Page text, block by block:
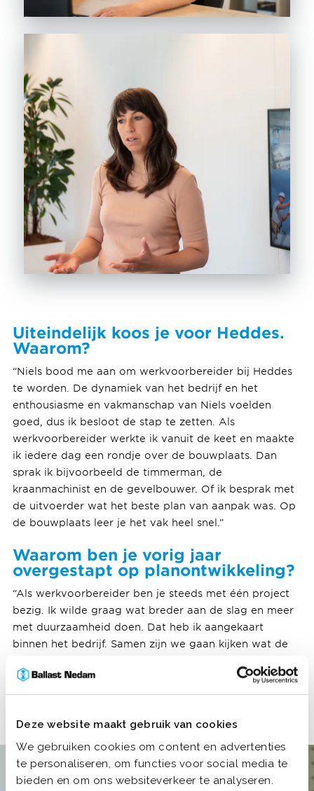
Deze website maakt gebruik van cookies
We gebruiken cookies om content en advertenties
te personaliseren, om functies voor social media te
bieden en om ons websiteverkeer te analyseren.
Uiteindelijk koos je voor Heddes.
Waarom?
“Niels bood me aan om werkvoorbereider bij Heddes
te worden. De dynamiek van het bedrijf en het
enthousiasme en vakmanschap van Niels voelden
goed, dus ik besloot de stap te zetten. Als
werkvoorbereider werkte ik vanuit de keet en maakte
ik iedere dag een rondje over de bouwplaats. Dan
sprak ik bijvoorbeeld de timmerman, de
kraanmachinist en de gevelbouwer. Of ik besprak met
de uitvoerder wat het beste plan van aanpak was. Op
de bouwplaats leer je het vak heel snel.”
Waarom ben je vorig jaar
overgestapt op planontwikkeling?
“Als werkvoorbereider ben je steeds met één project
bezig. Ik wilde graag wat breder aan de slag en meer
met duurzaamheid doen. Dat heb ik aangekaart
binnen het bedrijf. Samen zijn we gaan kijken wat de
begonnen als planontwikkelaar bij Ballast Nedam
West. En tot nu toe bevalt me dat heel goed.”